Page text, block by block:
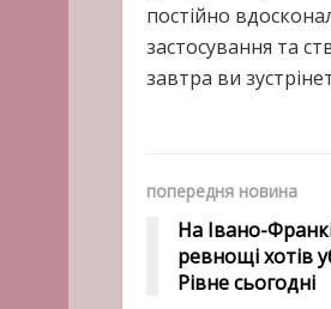
постійно
застосування та
завтра ви
попередня новина
На Івано-
ревнощі хотів
Рівне сьогодні